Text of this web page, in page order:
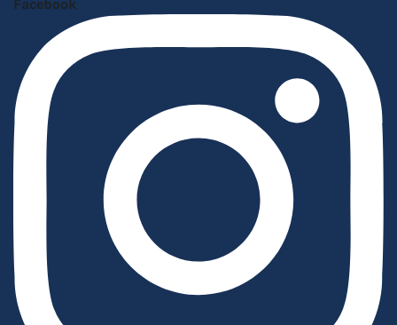
Facebook